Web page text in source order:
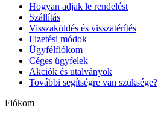
Hogyan adjak le rendelést
Szállítás
Visszaküldés és visszatérítés
Fizetési módok
Ügyfélfiókom
Céges ügyfelek
Akciók és utalványok
További segítségre van szüksége?
Fiókom